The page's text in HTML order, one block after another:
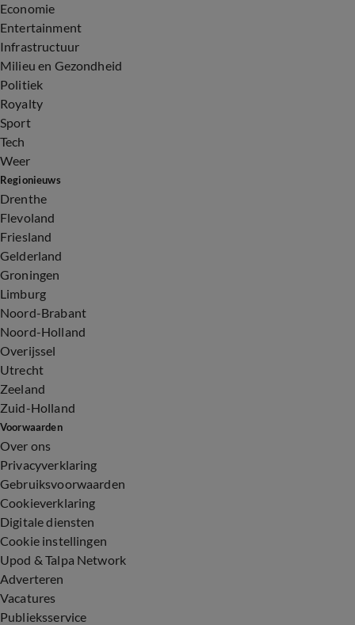
Economie
Entertainment
Infrastructuur
Milieu en Gezondheid
Politiek
Royalty
Sport
Tech
Weer
Regionieuws
Drenthe
Flevoland
Friesland
Gelderland
Groningen
Limburg
Noord-Brabant
Noord-Holland
Overijssel
Utrecht
Zeeland
Zuid-Holland
Voorwaarden
Over ons
Privacyverklaring
Gebruiksvoorwaarden
Cookieverklaring
Digitale diensten
Cookie instellingen
Upod & Talpa Network
Adverteren
Vacatures
Publieksservice